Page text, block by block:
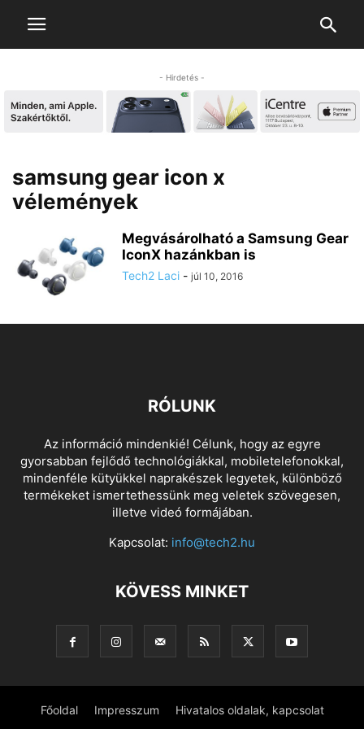
- Hirdetés -
samsung gear icon x
vélemények
Megvásárolható a Samsung Gear
IconX hazánkban is
Tech2 Laci - júl 10, 2016
RÓLUNK
Az információ mindenkié! Célunk, hogy az egyre
gyorsabban fejlődő technológiákkal, mobiletelefonokkal,
mindenféle kütyükkel naprakészek legyetek, különböző
termékeket ismertethessünk meg veletek szövegesen,
illetve videó formájában.
Kapcsolat: info@tech2.hu
KÖVESS MINKET
Főoldal Impresszum Hivatalos oldalak, kapcsolat